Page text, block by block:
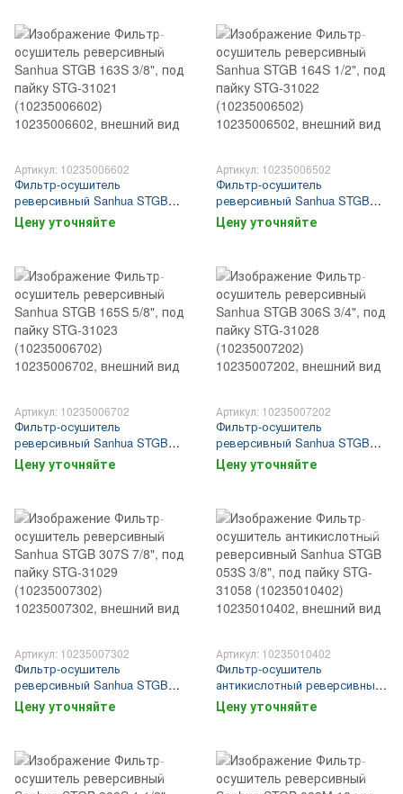
Артикул: 10235006602
Фильтр-осушитель
реверсивный Sanhua STGB
163S 3/8", под пайку STG-
31021 (10235006602)
Цену уточняйте
Артикул: 10235006502
Фильтр-осушитель
реверсивный Sanhua STGB
164S 1/2", под пайку STG-
31022 (10235006502)
Цену уточняйте
Артикул: 10235006702
Фильтр-осушитель
реверсивный Sanhua STGB
165S 5/8", под пайку STG-
31023 (10235006702)
Цену уточняйте
Артикул: 10235007202
Фильтр-осушитель
реверсивный Sanhua STGB
306S 3/4", под пайку STG-
31028 (10235007202)
Цену уточняйте
Артикул: 10235007302
Фильтр-осушитель
реверсивный Sanhua STGB
307S 7/8", под пайку STG-
31029 (10235007302)
Цену уточняйте
Артикул: 10235010402
Фильтр-осушитель
антикислотный реверсивный
Sanhua STGB 053S 3/8", под
пайку STG-31058 (10235010402)
Цену уточняйте